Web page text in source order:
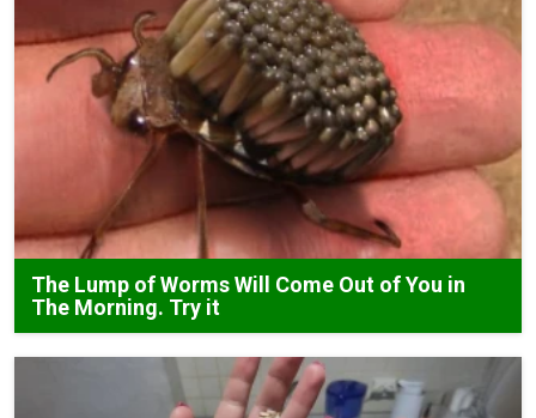
The Lump of Worms Will Come Out of You in
The Morning. Try it